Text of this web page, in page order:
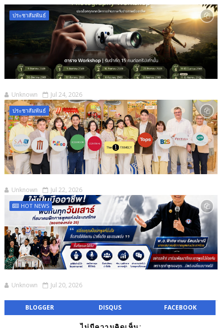
ประชาสัมพันธ์
Unknown Jul 24, 2026
ประชาสัมพันธ์
Unknown Jul 22, 2026
HOT NEWS
Unknown Jul 20, 2026
BLOGGER DISQUS FACEBOOK